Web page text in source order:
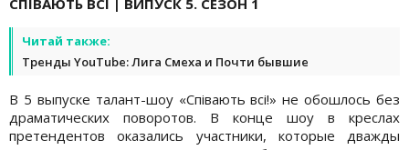
Читай также:
Тренды YouTube: Лига Смеха и Почти бывшие
В 5 выпуске талант-шоу «Співають всі!» не обошлось без
драматических поворотов. В конце шоу в креслах
претендентов оказались участники, которые дважды